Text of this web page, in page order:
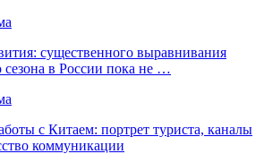
существенного выравнивания
сезона в России пока не …
с Китаем: портрет туриста, каналы
коммуникации